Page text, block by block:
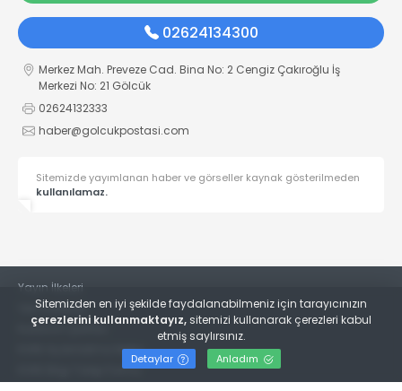
02624134300
Merkez Mah. Preveze Cad. Bina No: 2 Cengiz Çakıroğlu İş
Merkezi No: 21 Gölcük
02624132333
haber@golcukpostasi.com
Sitemizde yayımlanan haber ve görseller kaynak gösterilmeden
kullanılamaz.
Yayın İlkeleri
Veri Politikası
Kullanım Şartları
KVKK Aydınlatma Metni
KVKK Bilgi Talep Formu
Sitemizden en iyi şekilde faydalanabilmeniz için tarayıcınızın
çerezlerini kullanmaktayız, sitemizi kullanarak çerezleri kabul
etmiş saylırsınız.
Detaylar Anladım